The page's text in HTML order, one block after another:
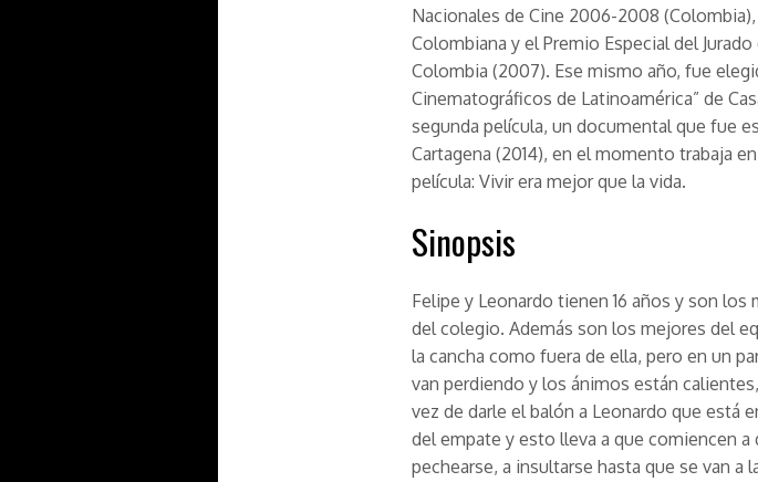
Nacionales de Cine 2006-2008
Colombiana y el Premio Especial del
Colombia (2007). Ese mismo año, fue
Cinematográficos de Latinoamérica” de
segunda película, un documental que fue
Cartagena (2014), en el momento trabaja
película: Vivir era mejor que la vida.
Sinopsis
Felipe y Leonardo tienen 16 años y son
del colegio. Además son los mejores del
la cancha como fuera de ella, pero en un
van perdiendo y los ánimos están
vez de darle el balón a Leonardo que está
del empate y esto lleva a que comiencen a
pechearse, a insultarse hasta que se van a